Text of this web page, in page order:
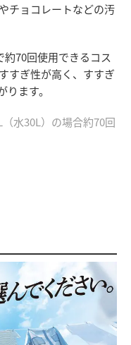
チョコレートなどの汚
70回使用できるコス
すぎ性が高く、すすぎ
ます。
水30L）の場合約70回